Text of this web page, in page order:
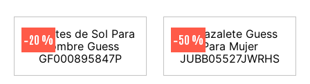
-20 % -50 %